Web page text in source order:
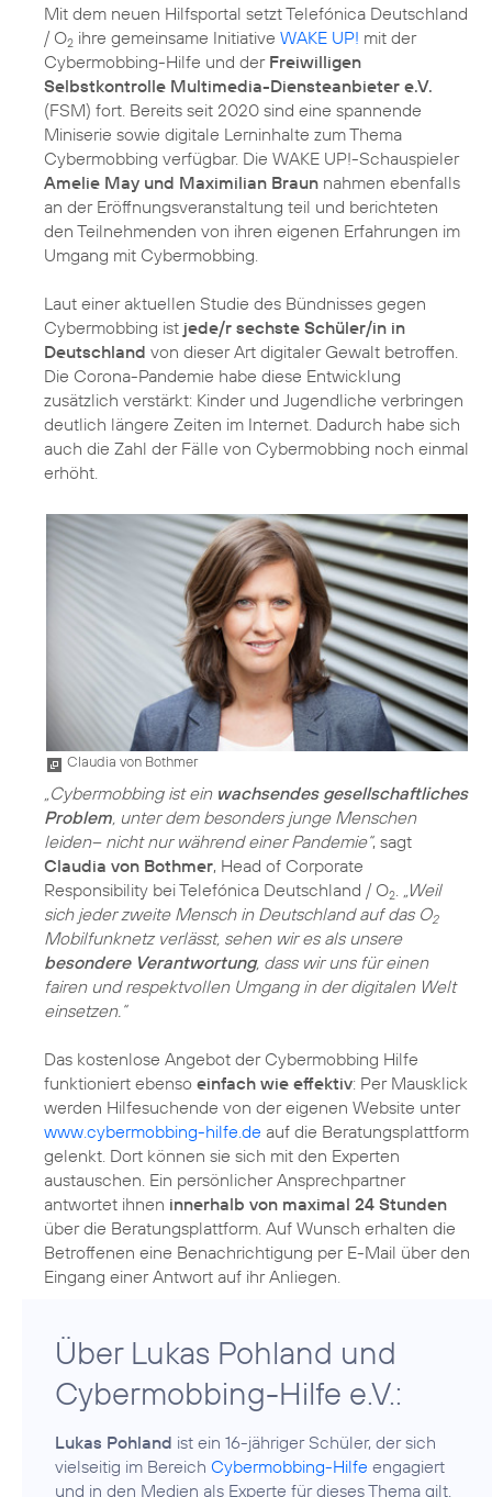
Mit dem neuen Hilfsportal setzt Telefónica Deutschland
/ O2 ihre gemeinsame Initiative WAKE UP! mit der
Cybermobbing-Hilfe und der Freiwilligen
Selbstkontrolle Multimedia-Diensteanbieter e.V.
(FSM) fort. Bereits seit 2020 sind eine spannende
Miniserie sowie digitale Lerninhalte zum Thema
Cybermobbing verfügbar. Die WAKE UP!-Schauspieler
Amelie May und Maximilian Braun nahmen ebenfalls
an der Eröffnungsveranstaltung teil und berichteten
den Teilnehmenden von ihren eigenen Erfahrungen im
Umgang mit Cybermobbing.
Laut einer aktuellen Studie des Bündnisses gegen
Cybermobbing ist jede/r sechste Schüler/in in
Deutschland von dieser Art digitaler Gewalt betroffen.
Die Corona-Pandemie habe diese Entwicklung
zusätzlich verstärkt: Kinder und Jugendliche verbringen
deutlich längere Zeiten im Internet. Dadurch habe sich
auch die Zahl der Fälle von Cybermobbing noch einmal
Claudia von Bothmer
„Cybermobbing ist ein wachsendes gesellschaftliches
Problem, unter dem besonders junge Menschen
leiden– nicht nur während einer Pandemie“, sagt
Claudia von Bothmer, Head of Corporate
Responsibility bei Telefónica Deutschland / O2. „Weil
sich jeder zweite Mensch in Deutschland auf das O2
Mobilfunknetz verlässt, sehen wir es als unsere
besondere Verantwortung, dass wir uns für einen
fairen und respektvollen Umgang in der digitalen Welt
einsetzen.“
Das kostenlose Angebot der Cybermobbing Hilfe
funktioniert ebenso einfach wie effektiv: Per Mausklick
werden Hilfesuchende von der eigenen Website unter
www.cybermobbing-hilfe.de auf die Beratungsplattform
gelenkt. Dort können sie sich mit den Experten
austauschen. Ein persönlicher Ansprechpartner
antwortet ihnen innerhalb von maximal 24 Stunden
über die Beratungsplattform. Auf Wunsch erhalten die
Betroffenen eine Benachrichtigung per E-Mail über den
Über Lukas Pohland und
Cybermobbing-Hilfe e.V.:
Lukas Pohland ist ein 16-jähriger Schüler, der sich
vielseitig im Bereich Cybermobbing-Hilfe engagiert
und in den Medien als Experte für dieses Thema gilt.